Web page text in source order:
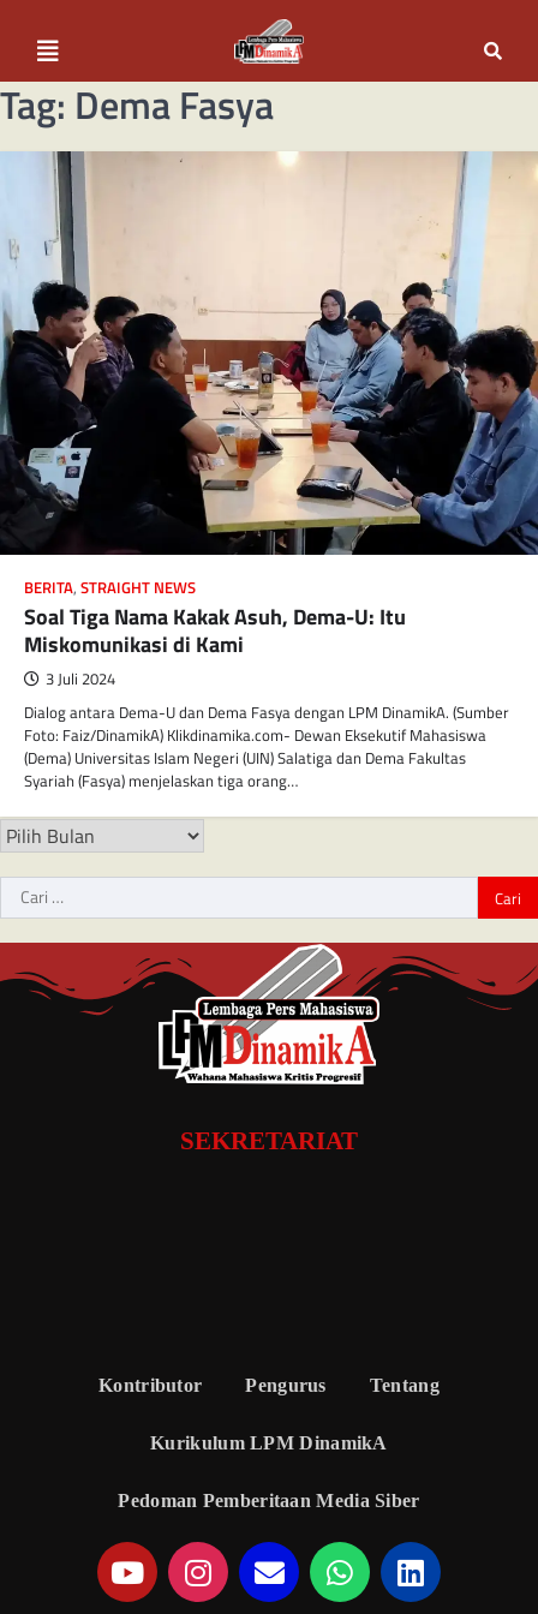
Tag: Dema Fasya
BERITA, STRAIGHT NEWS
Soal Tiga Nama Kakak Asuh, Dema-U: Itu
Miskomunikasi di Kami
3 Juli 2024
Dialog antara Dema-U dan Dema Fasya dengan LPM DinamikA. (Sumber
Foto: Faiz/DinamikA) Klikdinamika.com- Dewan Eksekutif Mahasiswa
(Dema) Universitas Islam Negeri (UIN) Salatiga dan Dema Fakultas
Syariah (Fasya) menjelaskan tiga orang…
SEKRETARIAT
Kontributor Pengurus Tentang
Kurikulum LPM DinamikA
Pedoman Pemberitaan Media Siber